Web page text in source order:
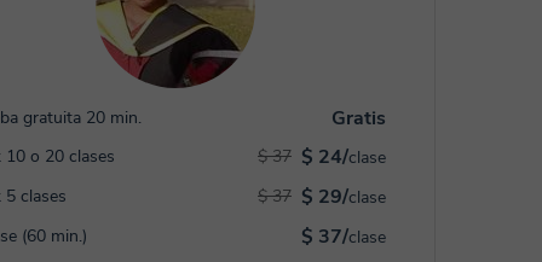
gratuita 20 min. Gratis
10 o 20 clases $ 24/clase
$ 37
5 clases
$ 29/clase
$ 37
(60 min.)
$ 37/clase